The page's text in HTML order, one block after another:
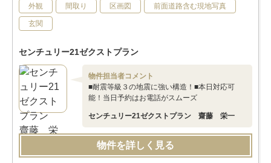
外観 間取り 区画図 前面道路含む現地写真
玄関
センチュリー21ゼクストプラン
物件担当者コメント
■耐震等級３の地震に強い構造！■本日対応可
能！当日予約はお電話がスムーズ
センチュリー21ゼクストプラン 齋藤 栄一
物件を詳しく見る